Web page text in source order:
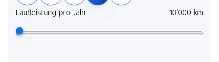
Laufleistung pro Jahr
10'000 km